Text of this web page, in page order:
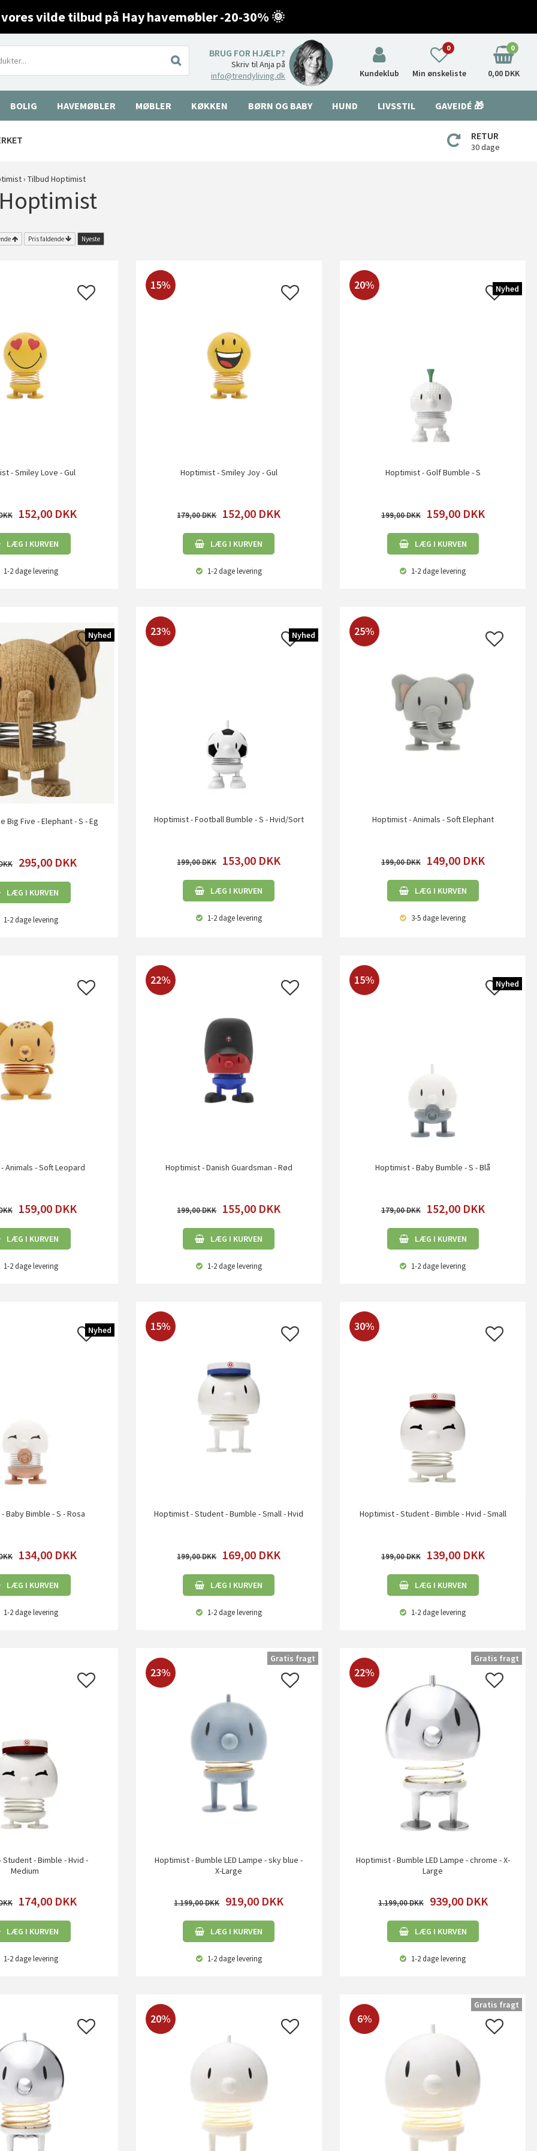
vores vilde tilbud på Hay havemøbler -20-30% 🌞
BRUG FOR HJÆLP?
Skriv til Anja på
info@trendyliving.dk
Kundeklub Min ønskeliste
0 0
0,00 DKK
BOLIG HAVEMØBLER MØBLER KØKKEN BØRN OG BABY HUND LIVSSTIL GAVEIDÉ 🎁
RETUR
30 dage
› Tilbud Hoptimist
Pris faldende Nyeste
- Smiley Love - Gul
152,00 DKK
LÆG I KURVEN
1-2 dagelevering
15%
Hoptimist - Smiley Joy - Gul
179,00 152,00 DKK
LÆG I KURVEN
1-2 dagelevering
20%
Hoptimist - Golf Bumble - S
199,00 159,00 DKK
LÆG I KURVEN
1-2 dagelevering
Nyhed
Big Five - Elephant - S - Eg
295,00 DKK
LÆG I KURVEN
1-2 dagelevering
Nyhed 23%
Hoptimist - Football Bumble - S - Hvid/Sort
199,00 153,00 DKK
LÆG I KURVEN
1-2 dagelevering
Nyhed 25%
Hoptimist - Animals - Soft Elephant
199,00 149,00 DKK
LÆG I KURVEN
3-5 dagelevering
Animals - Soft Leopard
159,00 DKK
LÆG I KURVEN
1-2 dagelevering
22%
Hoptimist - Danish Guardsman - Rød
199,00 155,00 DKK
LÆG I KURVEN
1-2 dagelevering
15%
Hoptimist - Baby Bumble - S - Blå
179,00 152,00 DKK
LÆG I KURVEN
1-2 dagelevering
Nyhed
Baby Bimble - S - Rosa
134,00 DKK
LÆG I KURVEN
1-2 dagelevering
Nyhed 15%
Hoptimist - Student - Bumble - Small - Hvid
199,00 169,00 DKK
LÆG I KURVEN
1-2 dagelevering
30%
Hoptimist - Student - Bimble - Hvid - Small
199,00 139,00 DKK
LÆG I KURVEN
1-2 dagelevering
- Bimble - Hvid -
Medium
174,00 DKK
LÆG I KURVEN
1-2 dagelevering
23%
Hoptimist - Bumble LED Lampe - sky blue -
X-Large
1.199,00 919,00 DKK
LÆG I KURVEN
1-2 dagelevering
Gratis fragt
22%
Hoptimist - Bumble LED Lampe - chrome - X-
Large
1.199,00 939,00 DKK
LÆG I KURVEN
1-2 dagelevering
Gratis fragt
20% 6%
Gratis fragt